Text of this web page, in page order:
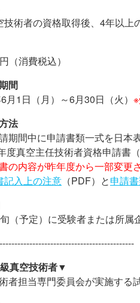
術者の資格取得後、4年以上
（消費税込）
間
1日（月）～6月30日（火）
法
期間中に申請書類一式を日本
度真空主任技術者資格申請書
書の内容が昨年度から一部変更
記入上の注意 （PDF）と申請
（予定）に受験者または所属
真空技術者▼
者担当専門委員会が実施する